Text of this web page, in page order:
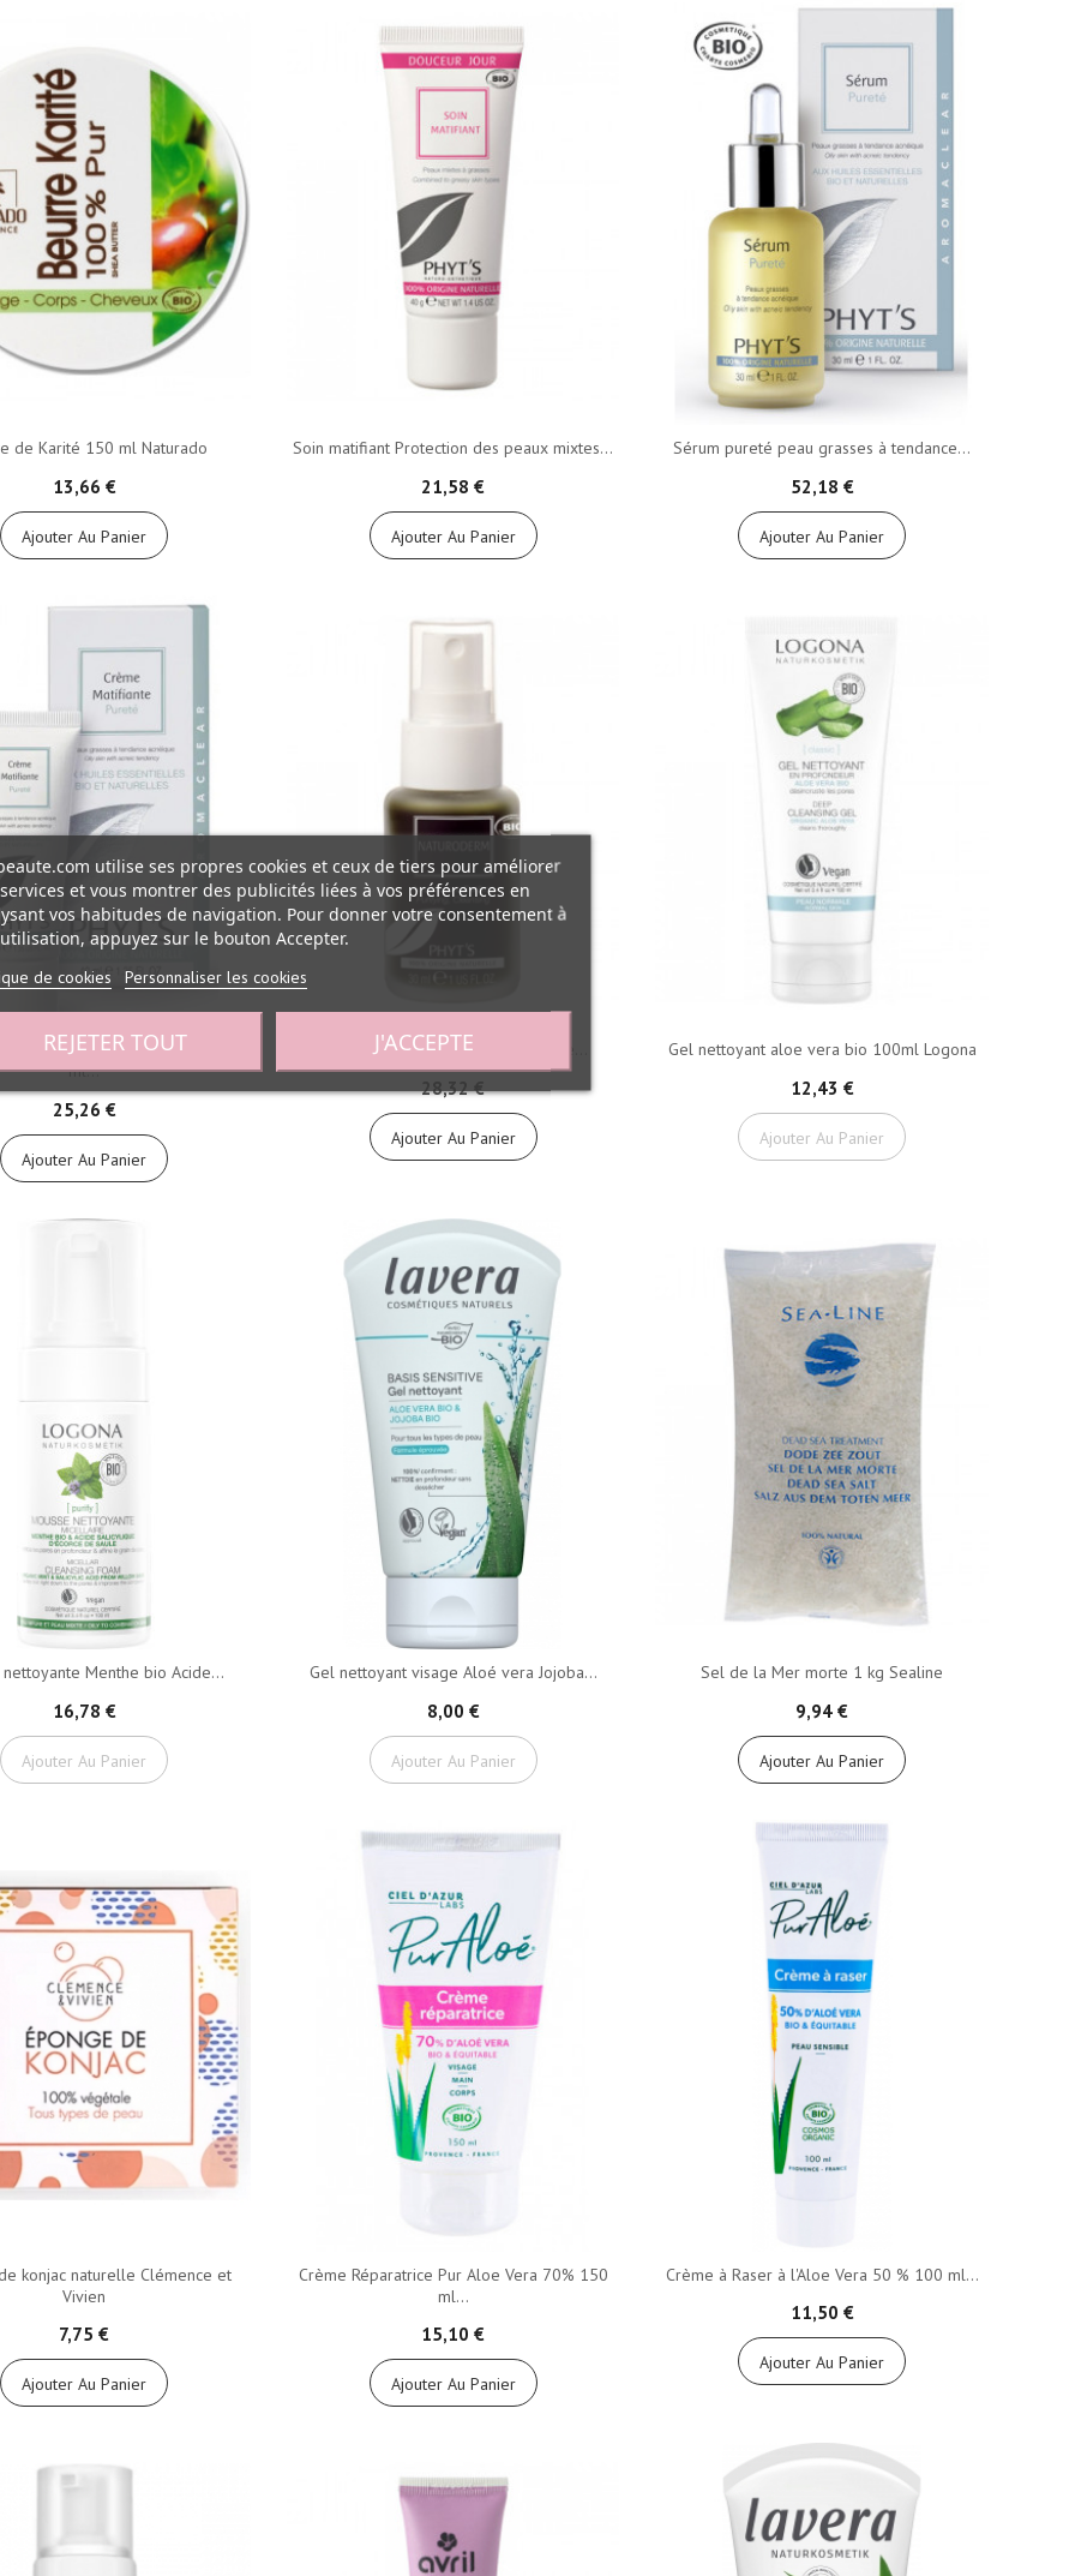
de Karité 150 ml Naturado
13,66 €
Ajouter Au Panier
Soin matifiant Protection des peaux mixtes...
21,58 €
Ajouter Au Panier
Sérum pureté peau grasses à tendance...
52,18 €
Ajouter Au Panier
pureté AROMACLEAR 40
ml...
25,26 €
Ajouter Au Panier
Stimulant épidermique antiseptique...
28,32 €
Ajouter Au Panier
Gel nettoyant aloe vera bio 100ml Logona
12,43 €
Ajouter Au Panier
nettoyante Menthe bio Acide...
16,78 €
Ajouter Au Panier
Gel nettoyant visage Aloé vera Jojoba...
8,00 €
Ajouter Au Panier
Sel de la Mer morte 1 kg Sealine
9,94 €
Ajouter Au Panier
konjac naturelle Clémence et
Vivien
7,75 €
Ajouter Au Panier
Crème Réparatrice Pur Aloe Vera 70% 150
ml...
15,10 €
Ajouter Au Panier
Crème à Raser à l'Aloe Vera 50 % 100 ml...
11,50 €
Ajouter Au Panier
utilise ses propres cookies et ceux de tiers pour améliorer
et vous montrer des publicités liées à vos préférences en
vos habitudes de navigation. Pour donner votre consentement à
appuyez sur le bouton Accepter.
de cookies Personnaliser les cookies
REJETER TOUT J'ACCEPTE